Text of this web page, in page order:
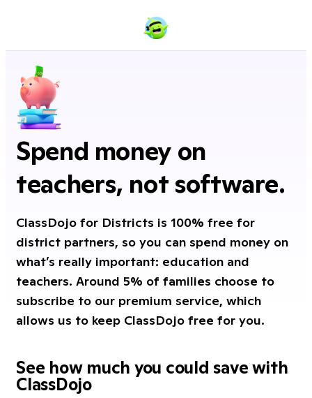
Spend money on
teachers, not software.
ClassDojo for Districts is 100% free for
district partners, so you can spend money on
what’s really important: education and
teachers. Around 5% of families choose to
subscribe to our premium service, which
allows us to keep ClassDojo free for you.
See how much you could save with
ClassDojo